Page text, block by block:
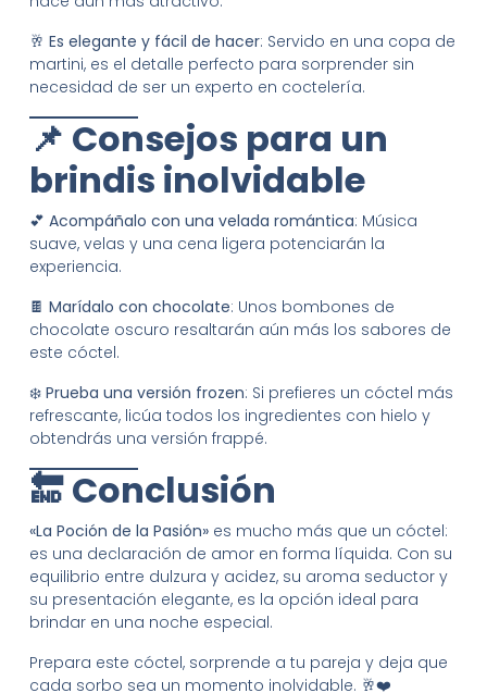
🥂 Es elegante y fácil de hacer: Servido en una copa de
martini, es el detalle perfecto para sorprender sin
necesidad de ser un experto en coctelería.
📌 Consejos para un
brindis inolvidable
💕 Acompáñalo con una velada romántica: Música
suave, velas y una cena ligera potenciarán la
experiencia.
🍫 Marídalo con chocolate: Unos bombones de
chocolate oscuro resaltarán aún más los sabores de
este cóctel.
❄️ Prueba una versión frozen: Si prefieres un cóctel más
refrescante, licúa todos los ingredientes con hielo y
obtendrás una versión frappé.
🔚 Conclusión
«La Poción de la Pasión»es mucho más que un cóctel:
es una declaración de amor en forma líquida. Con su
equilibrio entre dulzura y acidez, su aroma seductor y
su presentación elegante, es la opción ideal para
brindar en una noche especial.
Prepara este cóctel, sorprende a tu pareja y deja que
cada sorbo sea un momento inolvidable. 🥂❤️